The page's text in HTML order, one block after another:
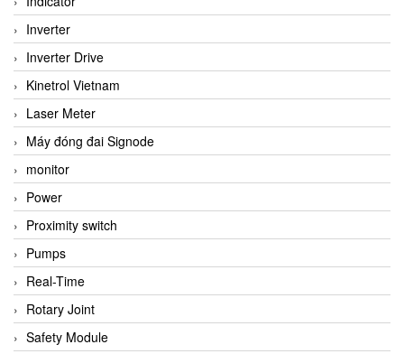
Inverter
Inverter Drive
Kinetrol Vietnam
Laser Meter
Máy đóng đai Signode
monitor
Power
Proximity switch
Pumps
Real-Time
Rotary Joint
Safety Module